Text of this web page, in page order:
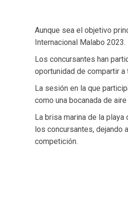
Aunque sea el objetivo
Internacional Malabo 2023.
Los concursantes han
oportunidad de compartir
La sesión en la que
como una bocanada de
La brisa marina de la
los concursantes, dejando
competición.